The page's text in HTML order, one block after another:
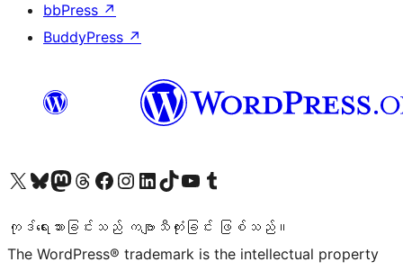
bbPress ↗
BuddyPress ↗
ကျွန်ုပ်တို့၏ X (ယခင် Twitter) အကောင့်သို့ သွားရောက်ကြည့်ရှုပါကျွန်ုပ်တို့၏ Bluesky အကောင့်သို့ ဝင်ရောက်ကြည့်ရှုရန်
ကျွန်ုပ်တို့၏ Mastodon အကောင့်သို့ သွားရောက်ကြည့်ရှုပါကျွန်ုပ်တို့၏ Threads အကောင့်သို့ ဝင်ရောက်ကြည့်ရှုရန်
ကျွန်ုပ်တို့၏ Facebook စာမျက်နှာသို့ သွားရောက်ကြည့်ရှုပါကျွန်ုပ်တို့၏ Instagram အကောင့်သို့ သွားရောက်ကြည့်ရှုပါ ကျွန်ုပ်တို့၏ LinkedIn အကောင့်သို့ သွားရောက်ကြည့်ရှုပါကျွန်ုပ်တို့၏ TikTok အကောင့်သို့ ဝင်ရောက်ကြည့်ရှုရန်
ကျွန်ုပ်တို့၏ YouTube ချန်နယ်သို့ သွားရောက်ကြည့်ရှုပါ ကျွန်ုပ်တို့၏ Tumblr အကောင့်သို့ ဝင်ရောက်ကြည့်ရှုရန်
ကုဒ်ရေးသားခြင်းသည် ကဗျာသီကုံးခြင်း ဖြစ်သည်။
The WordPress® trademark is the intellectual property